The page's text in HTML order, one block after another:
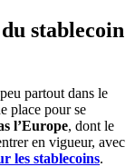
stablecoin
partout dans le
place pour se
l’Europe, dont le
en vigueur, avec
les stablecoins.